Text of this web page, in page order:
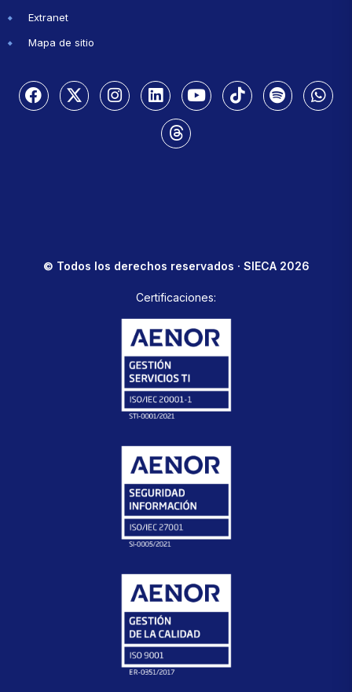
Extranet
Mapa de sitio
© Todos los derechos reservados · SIECA 2026
Certificaciones: